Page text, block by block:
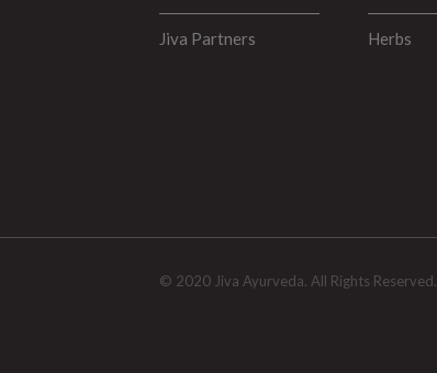
Jiva Partners Herbs
© 2020 Jiva Ayurveda. All Rights Reserved.